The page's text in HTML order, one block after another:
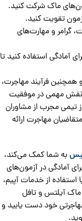
ماک شرکت کنید.
تقویت کنید.
گرامر و مهارت‌های
آمادگی استفاده کنید تا
همچنین فرآیند مهاجرت،
مهمی در موفقیت
تیمی مجرب از مشاوران
مهاجرت ارائه
به شما کمک می‌کند،
آمادگی در آزمون‌های
استفاده از خدمات آپیم،
ماک آیلتس و تافل
خود دست یابید و